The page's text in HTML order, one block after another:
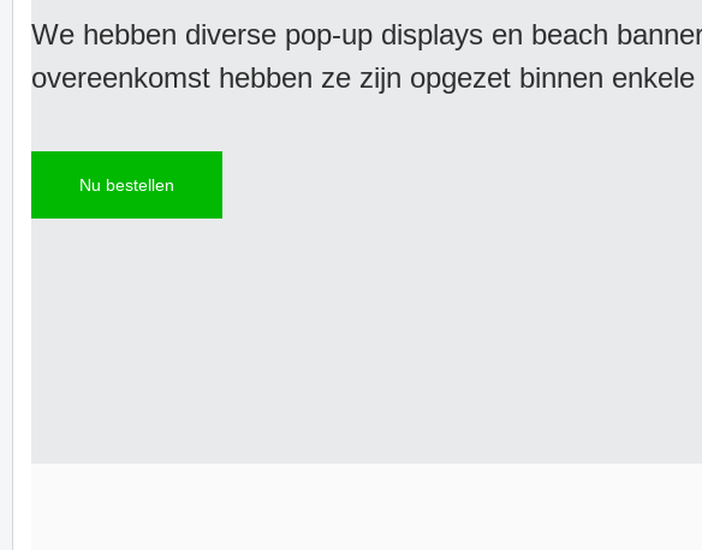
We hebben diverse pop-up displays en beach
overeenkomst hebben ze zijn opgezet binnen enkele
Nu bestellen